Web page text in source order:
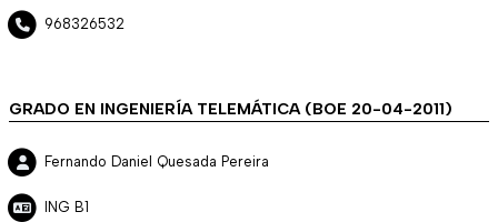
968326532
GRADO EN INGENIERÍA TELEMÁTICA (BOE 20-04-2011)
Fernando Daniel Quesada Pereira
ING B1